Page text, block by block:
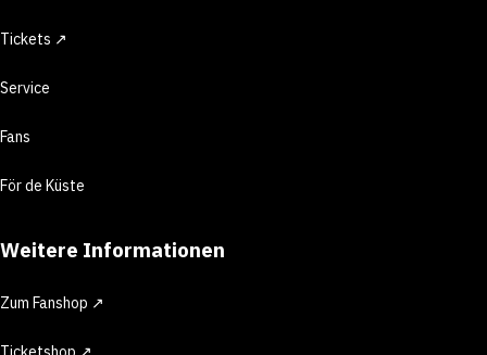
Tickets ↗
Service
Fans
För de Küste
Weitere Informationen
Zum Fanshop ↗